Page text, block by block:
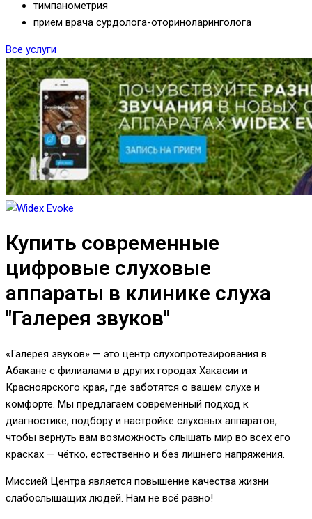
тимпанометрия
прием врача сурдолога-оториноларинголога
Все услуги
Купить современные
цифровые слуховые
аппараты в клинике слуха
"Галерея звуков"
«Галерея звуков» — это центр слухопротезирования в
Абакане с филиалами в других городах Хакасии и
Красноярского края, где заботятся о вашем слухе и
комфорте. Мы предлагаем современный подход к
диагностике, подбору и настройке слуховых аппаратов,
чтобы вернуть вам возможность слышать мир во всех его
красках — чётко, естественно и без лишнего напряжения.
Миссией Центра является повышение качества жизни
слабослышащих людей. Нам не всё равно!